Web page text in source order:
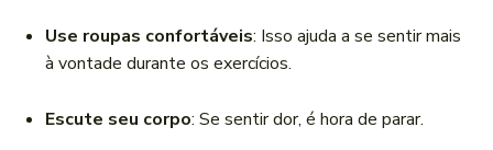
Use roupas confortáveis: Isso ajuda a se sentir mais
à vontade durante os exercícios.
Escute seu corpo: Se sentir dor, é hora de parar.